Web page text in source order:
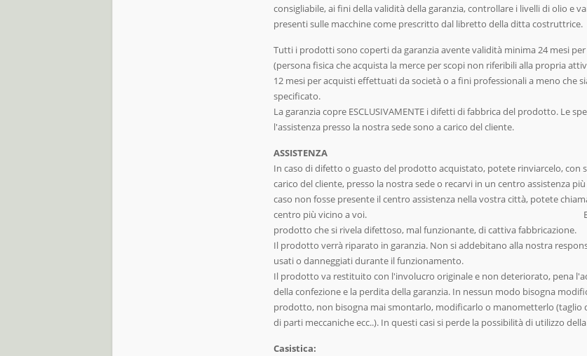
consigliabile, ai fini della validità della garanzia, controllare i livelli di olio e
presenti sulle macchine come prescritto dal libretto della ditta costruttrice.
Tutti i prodotti sono coperti da garanzia avente validità minima 24 mesi
(persona fisica che acquista la merce per scopi non riferibili alla propria
12 mesi per acquisti effettuati da società o a fini professionali a meno che
specificato.
La garanzia copre ESCLUSIVAMENTE i difetti di fabbrica del prodotto. Le
l'assistenza presso la nostra sede sono a carico del cliente.
ASSISTENZA
In caso di difetto o guasto del prodotto acquistato, potete rinviarcelo, con
carico del cliente, presso la nostra sede o recarvi in un centro assistenza
caso non fosse presente il centro assistenza nella vostra città, potete
centro più vicino a voi. E'
prodotto che si rivela difettoso, mal funzionante, di cattiva fabbricazione.
Il prodotto verrà riparato in garanzia. Non si addebitano alla nostra
usati o danneggiati durante il funzionamento.
Il prodotto va restituito con l'involucro originale e non deteriorato, pena
della confezione e la perdita della garanzia. In nessun modo bisogna
prodotto, non bisogna mai smontarlo, modificarlo o manometterlo (taglio
di parti meccaniche ecc..). In questi casi si perde la possibilità di utilizzo
Casistica: